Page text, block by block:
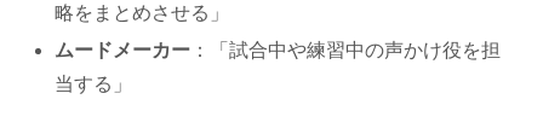
略をまとめさせる」
ムードメーカー ：「試合中や練習中の声かけ役を担
当する」